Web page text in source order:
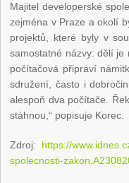
Majitel developerské
zejména v Praze a okolí
projektů, které byly v
samostatné názvy: dělí je
počítačová připraví
sdružení, často i
alespoň dva počítače.
stáhnou,“ popisuje Korec.
Zdroj: https://
spolecnosti-